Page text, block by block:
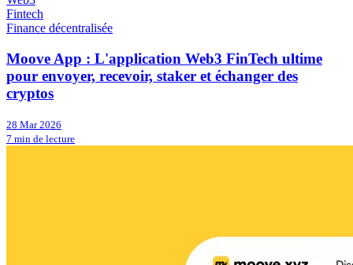
Fintech
Finance décentralisée
Moove App : L'application Web3 FinTech ultime
pour envoyer, recevoir, staker et échanger des
cryptos
28 Mar 2026
7 min de lecture